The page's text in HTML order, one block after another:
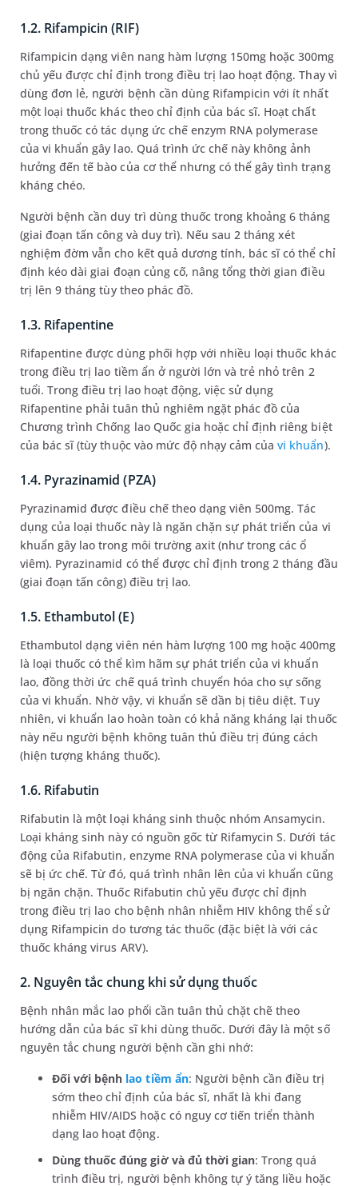
1.2. Rifampicin (RIF)
Rifampicin dạng viên nang hàm lượng 150mg hoặc 300mg
chủ yếu được chỉ định trong điều trị lao hoạt động. Thay vì
dùng đơn lẻ, người bệnh cần dùng Rifampicin với ít nhất
một loại thuốc khác theo chỉ định của bác sĩ. Hoạt chất
trong thuốc có tác dụng ức chế enzym RNA polymerase
của vi khuẩn gây lao. Quá trình ức chế này không ảnh
hưởng đến tế bào của cơ thể nhưng có thể gây tình trạng
kháng chéo.
Người bệnh cần duy trì dùng thuốc trong khoảng 6 tháng
(giai đoạn tấn công và duy trì). Nếu sau 2 tháng xét
nghiệm đờm vẫn cho kết quả dương tính, bác sĩ có thể chỉ
định kéo dài giai đoạn củng cố, nâng tổng thời gian điều
trị lên 9 tháng tùy theo phác đồ.
1.3. Rifapentine
Rifapentine được dùng phối hợp với nhiều loại thuốc khác
trong điều trị lao tiềm ẩn ở người lớn và trẻ nhỏ trên 2
tuổi. Trong điều trị lao hoạt động, việc sử dụng
Rifapentine phải tuân thủ nghiêm ngặt phác đồ của
Chương trình Chống lao Quốc gia hoặc chỉ định riêng biệt
của bác sĩ (tùy thuộc vào mức độ nhạy cảm củavi khuẩn).
1.4. Pyrazinamid (PZA)
Pyrazinamid được điều chế theo dạng viên 500mg. Tác
dụng của loại thuốc này là ngăn chặn sự phát triển của vi
khuẩn gây lao trong môi trường axit (như trong các ổ
viêm). Pyrazinamid có thể được chỉ định trong 2 tháng đầu
(giai đoạn tấn công) điều trị lao.
1.5. Ethambutol (E)
Ethambutol dạng viên nén hàm lượng 100 mg hoặc 400mg
là loại thuốc có thể kìm hãm sự phát triển của vi khuẩn
lao, đồng thời ức chế quá trình chuyển hóa cho sự sống
của vi khuẩn. Nhờ vậy, vi khuẩn sẽ dần bị tiêu diệt. Tuy
nhiên, vi khuẩn lao hoàn toàn có khả năng kháng lại thuốc
này nếu người bệnh không tuân thủ điều trị đúng cách
(hiện tượng kháng thuốc).
1.6. Rifabutin
Rifabutin là một loại kháng sinh thuộc nhóm Ansamycin.
Loại kháng sinh này có nguồn gốc từ Rifamycin S. Dưới tác
động của Rifabutin, enzyme RNA polymerase của vi khuẩn
sẽ bị ức chế. Từ đó, quá trình nhân lên của vi khuẩn cũng
bị ngăn chặn. Thuốc Rifabutin chủ yếu được chỉ định
trong điều trị lao cho bệnh nhân nhiễm HIV không thể sử
dụng Rifampicin do tương tác thuốc (đặc biệt là với các
thuốc kháng virus ARV).
2. Nguyên tắc chung khi sử dụng thuốc
Bệnh nhân mắc lao phổi cần tuân thủ chặt chẽ theo
hướng dẫn của bác sĩ khi dùng thuốc. Dưới đây là một số
nguyên tắc chung người bệnh cần ghi nhớ:
Đối với bệnh lao tiềm ẩn: Người bệnh cần điều trị
sớm theo chỉ định của bác sĩ, nhất là khi đang
nhiễm HIV/AIDS hoặc có nguy cơ tiến triển thành
dạng lao hoạt động.
Dùng thuốc đúng giờ và đủ thời gian: Trong quá
trình điều trị, người bệnh không tự ý tăng liều hoặc